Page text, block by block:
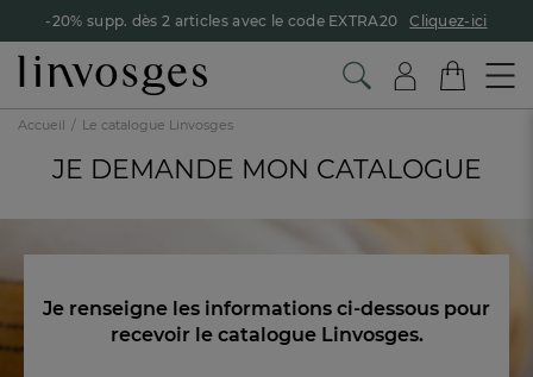
-20% supp. dès 2 articles avec le code EXTRA20 Cliquez-ici
Accueil Le catalogue Linvosges
JE DEMANDE MON CATALOGUE
Je renseigne les informations ci-dessous pour
recevoir le catalogue Linvosges.